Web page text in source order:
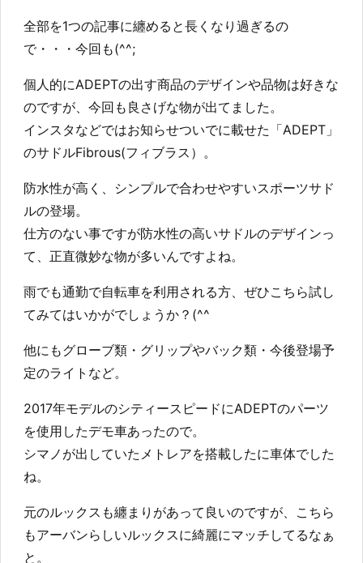
全部を1つの記事に纏めると長くなり過ぎるの
で・・・今回も(^^;
個人的にADEPTの出す商品のデザインや品物は好きな
のですが、今回も良さげな物が出てました。
インスタなどではお知らせついでに載せた「ADEPT」
のサドルFibrous(フィブラス）。
防水性が高く、シンプルで合わせやすいスポーツサド
ルの登場。
仕方のない事ですが防水性の高いサドルのデザインっ
て、正直微妙な物が多いんですよね。
雨でも通勤で自転車を利用される方、ぜひこちら試し
てみてはいかがでしょうか？(^^
他にもグローブ類・グリップやバック類・今後登場予
定のライトなど。
2017年モデルのシティースピードにADEPTのパーツ
を使用したデモ車あったので。
シマノが出していたメトレアを搭載したに車体でした
ね。
元のルックスも纏まりがあって良いのですが、こちら
もアーバンらしいルックスに綺麗にマッチしてるなぁ
と。